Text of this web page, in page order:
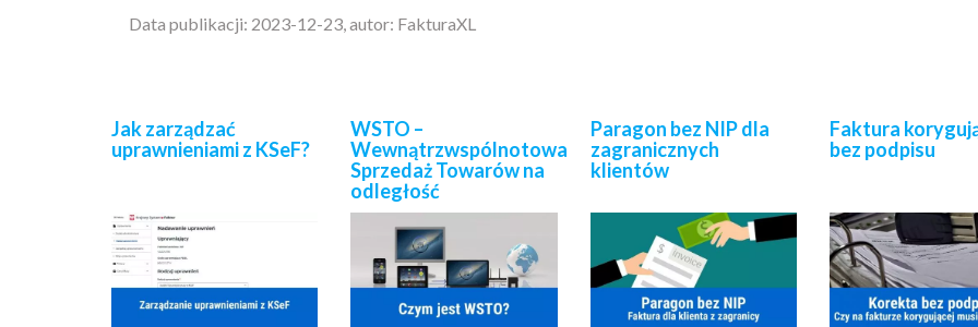
Data publikacji: 2023-12-23, autor: FakturaXL
Jak zarządzać
uprawnieniami z KSeF?
WSTO –
Wewnątrzwspólnotowa
Sprzedaż Towarów na
odległość
Paragon bez NIP dla
zagranicznych
klientów
Faktura
bez podpisu